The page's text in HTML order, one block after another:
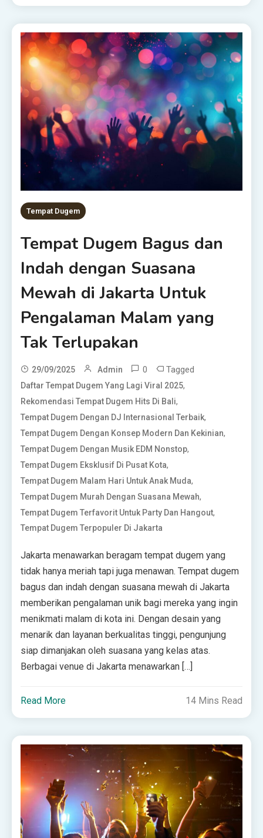
Tempat Dugem
Tempat Dugem Bagus dan
Indah dengan Suasana
Mewah di Jakarta Untuk
Pengalaman Malam yang
Tak Terlupakan
29/09/2025 Admin 0 Tagged
Daftar Tempat Dugem Yang Lagi Viral 2025,
Rekomendasi Tempat Dugem Hits Di Bali,
Tempat Dugem Dengan DJ Internasional Terbaik,
Tempat Dugem Dengan Konsep Modern Dan Kekinian,
Tempat Dugem Dengan Musik EDM Nonstop,
Tempat Dugem Eksklusif Di Pusat Kota,
Tempat Dugem Malam Hari Untuk Anak Muda,
Tempat Dugem Murah Dengan Suasana Mewah,
Tempat Dugem Terfavorit Untuk Party Dan Hangout,
Tempat Dugem Terpopuler Di Jakarta
Jakarta menawarkan beragam tempat dugem yang
tidak hanya meriah tapi juga menawan. Tempat dugem
bagus dan indah dengan suasana mewah di Jakarta
memberikan pengalaman unik bagi mereka yang ingin
menikmati malam di kota ini. Dengan desain yang
menarik dan layanan berkualitas tinggi, pengunjung
siap dimanjakan oleh suasana yang kelas atas.
Berbagai venue di Jakarta menawarkan […]
Read More 14 Mins Read